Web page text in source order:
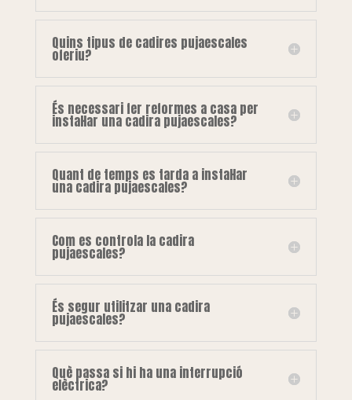
Quins tipus de cadires pujaescales
oferiu?
És necessari fer reformes a casa per
instal·lar una cadira pujaescales?
Quant de temps es tarda a instal·lar
una cadira pujaescales?
Com es controla la cadira
pujaescales?
És segur utilitzar una cadira
pujaescales?
Què passa si hi ha una interrupció
elèctrica?